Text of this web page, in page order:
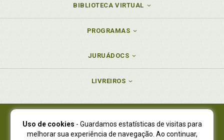
BIBLIOTECA VIRTUAL
PROGRAMAS
JURUÁDOCS
LIVREIROS
Juruá Editora Ltda., CNPJ 77.535.508/0001-19
Juruá Informática Ltda., CNPJ 01.701.561/0001-80
Uso de cookies - Guardamos estatísticas de visitas para
melhorar sua experiência de navegação. Ao continuar,